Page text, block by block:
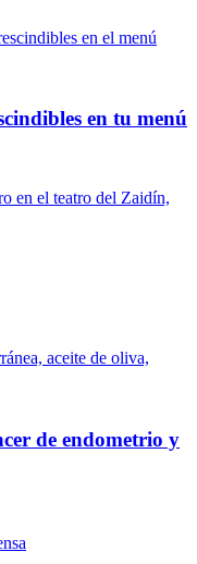
en tu menú
de endometrio y